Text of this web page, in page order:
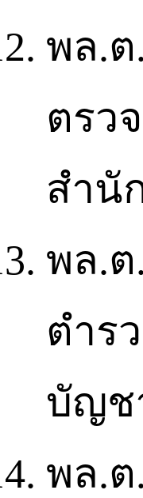
พล.
ตรว
สำนั
พล.
ตำร
บัญช
พล.